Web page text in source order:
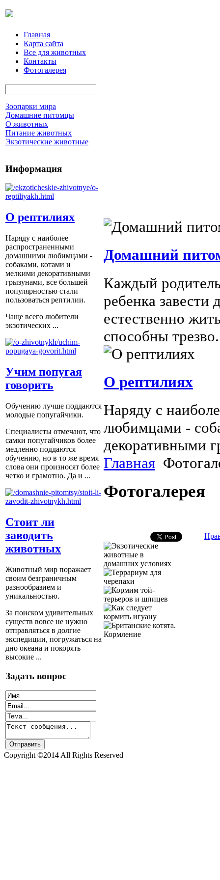
Главная
Карта сайта
Все для животных
Контакты
Фотогалерея
Зоопарки мира
Домашние питомцы
О животных
Питание животных
Экзотические животные
Информация
О рептилиях
Наряду с наиболее
распространенными
домашними любимцами -
собаками, котами и
мелкими декоративными
грызунами, все большей
популярностью стали
пользоваться рептилии.
Чаще всего любители
экзотических ...
Учим попугая
говорить
Обучению лучше поддаются
молодые попугайчики.
Специалисты отмечают, что
самки попугайчиков более
медленно поддаются
обучению, но в то же время
слова они произносят более
четко и грамотно. Да и ...
Стоит ли
заводить
животных
Животный мир поражает
своим безграничным
разнообразием и
уникальностью.
За поиском удивительных
существ вовсе не нужно
отправляться в долгие
экспедиции, погружаться на
дно океана и покорять
высокие ...
Задать вопрос
Домашний
Каждый
ребенка
естественно
способны
О рептилиях
Наряду с
любимцами -
декоративными
Главная
Фотогалерея
Copyright ©2014 All Rights Reserved